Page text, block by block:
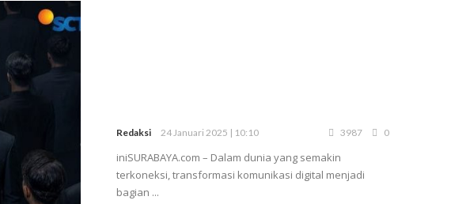
Redaksi 24 Januari 2025 | 10:10 3987 0
iniSURABAYA.com – Dalam dunia yang semakin
terkoneksi, transformasi komunikasi digital menjadi
bagian ...